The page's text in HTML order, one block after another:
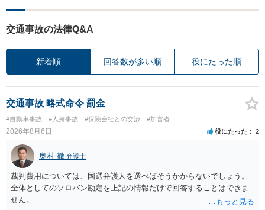
交通事故の法律Q&A
新着順 回答数が多い順 役にたった順
交通事故 略式命令 罰金
#自動車事故 #人身事故 #保険会社との交渉 #加害者
2026年8月6日 役にたった 2
奥村 徹 弁護士
裁判費用については、国選弁護人を選べばそうかからないでしょう。
全体としてのソロバン勘定を上記の情報だけで回答することはできま
せん。